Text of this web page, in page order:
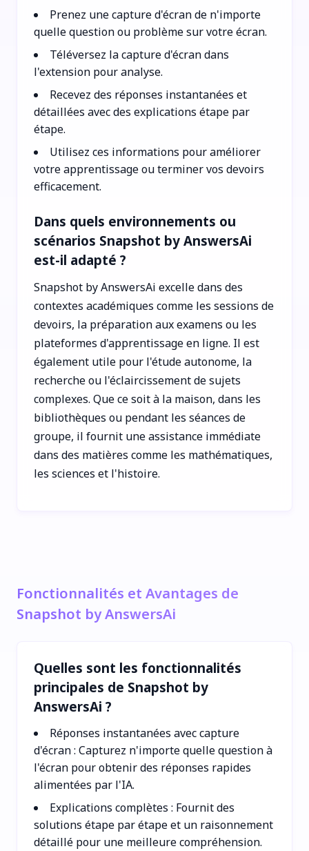
Prenez une capture d'écran de n'importe
quelle question ou problème sur votre écran.
Téléversez la capture d'écran dans
l'extension pour analyse.
Recevez des réponses instantanées et
détaillées avec des explications étape par
étape.
Utilisez ces informations pour améliorer
votre apprentissage ou terminer vos devoirs
efficacement.
Dans quels environnements ou
scénarios Snapshot by AnswersAi
est-il adapté ?
Snapshot by AnswersAi excelle dans des
contextes académiques comme les sessions de
devoirs, la préparation aux examens ou les
plateformes d'apprentissage en ligne. Il est
également utile pour l'étude autonome, la
recherche ou l'éclaircissement de sujets
complexes. Que ce soit à la maison, dans les
bibliothèques ou pendant les séances de
groupe, il fournit une assistance immédiate
dans des matières comme les mathématiques,
les sciences et l'histoire.
Fonctionnalités et Avantages de
Snapshot by AnswersAi
Quelles sont les fonctionnalités
principales de Snapshot by
AnswersAi ?
Réponses instantanées avec capture
d'écran : Capturez n'importe quelle question à
l'écran pour obtenir des réponses rapides
alimentées par l'IA.
Explications complètes : Fournit des
solutions étape par étape et un raisonnement
détaillé pour une meilleure compréhension.